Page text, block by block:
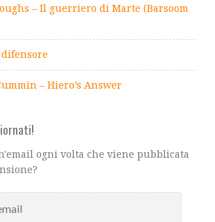
– Il guerriero di Marte (Barsoom
– Hiero’s Answer
ogni volta che viene pubblicata